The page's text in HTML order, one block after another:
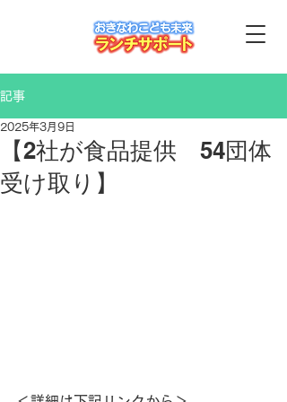
記事
【2社が食品提供 54団体
受け取り】
2025年3月9日